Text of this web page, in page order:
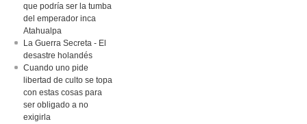
que podría ser la tumba
del emperador inca
Atahualpa
La Guerra Secreta - El
desastre holandés
Cuando uno pide
libertad de culto se topa
con estas cosas para
ser obligado a no
exigirla